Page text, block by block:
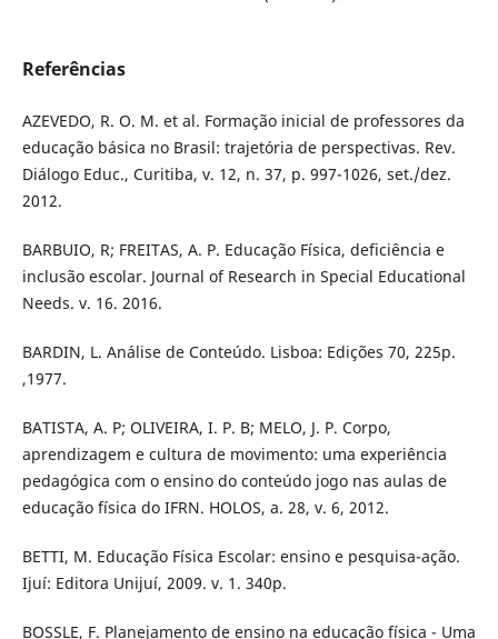
Referências
AZEVEDO, R. O. M. et al. Formação inicial de professores da
educação básica no Brasil: trajetória de perspectivas. Rev.
Diálogo Educ., Curitiba, v. 12, n. 37, p. 997-1026, set./dez.
2012.
BARBUIO, R; FREITAS, A. P. Educação Física, deficiência e
inclusão escolar. Journal of Research in Special Educational
Needs. v. 16. 2016.
BARDIN, L. Análise de Conteúdo. Lisboa: Edições 70, 225p.
,1977.
BATISTA, A. P; OLIVEIRA, I. P. B; MELO, J. P. Corpo,
aprendizagem e cultura de movimento: uma experiência
pedagógica com o ensino do conteúdo jogo nas aulas de
educação física do IFRN. HOLOS, a. 28, v. 6, 2012.
BETTI, M. Educação Física Escolar: ensino e pesquisa-ação.
Ijuí: Editora Unijuí, 2009. v. 1. 340p.
BOSSLE, F. Planejamento de ensino na educação física - Uma